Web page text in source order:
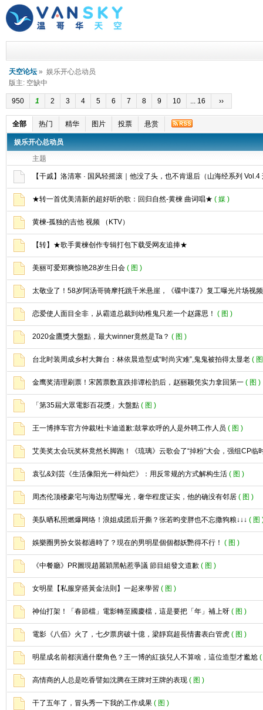
天空论坛 » 娱乐开心总动员
版主: 空缺中
950 1 2 3 4 5 6 7 8 9 10 ... 16 ››
全部 热门 精华 图片 投票 悬赏
娱乐开心总动员
主题
【干戚】洛清寒 · 国风轻摇滚｜他没了头，也不肯退后（山海经系列 Vol.4
★转一首优美清新的超好听的歌：回归自然-黄楝 曲词唱★ ( 媒 )
黄楝-孤独的吉他 视频 （KTV）
【转】★歌手黄楝创作专辑打包下载受网友追捧★
美丽可爱郑爽惊艳28岁生日会 ( 图 )
太敬业了！58岁阿汤哥骑摩托跳千米悬崖，《碟中谍7》复工曝光片场视频
恋爱使人面目全非，从霸道总裁到幼稚鬼只差一个赵露思！ ( 图 )
2020金鷹獎大盤點，最大winner竟然是Ta？ ( 图 )
台北时装周成乡村大舞台：林依晨造型成“时尚灾难”,鬼鬼被拍得太显老 (
金鹰奖清理刷票！宋茜票数直跌排谭松韵后，赵丽颖凭实力拿回第一 ( 图 )
「第35屆大眾電影百花獎」大盤點 ( 图 )
王一博摔车官方仲裁!杜卡迪道歉:鼓掌欢呼的人是外聘工作人员 ( 图 )
艾美奖太会玩奖杯竟然长脚跑！《琉璃》云歌会了“掉粉”大会，强组CP临
袁弘&刘芸《生活像阳光一样灿烂》：用反常规的方式解构生活 ( 图 )
周杰伦顶楼豪宅与海边别墅曝光，奢华程度证实，他的确没有邻居 ( 图 )
美队晒私照燃爆网络！浪姐成团后开撕？张若昀变胖也不忘撒狗粮↓↓↓ ( 图
娛樂圈男扮女裝都過時了？現在的男明星個個都妖艷得不行！ ( 图 )
《中餐廳》PR圖現趙麗穎黑帖惹爭議 節目組發文道歉 ( 图 )
女明星【私服穿搭黃金法則】一起來學習 ( 图 )
神仙打架！「春節檔」電影轉至國慶檔，這是要把「年」補上呀 ( 图 )
電影《八佰》火了，七夕票房破十億，梁靜寫超長情書表白管虎 ( 图 )
明星成名前都演過什麼角色？王一博的紅孩兒人不算啥，這位造型才尷尬
高情商的人总是吃香譬如沈腾在王牌对王牌的表现 ( 图 )
干了五年了，冒头秀一下我的工作成果 ( 图 )